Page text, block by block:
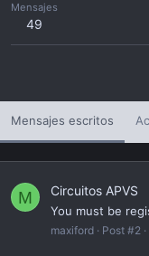
Mensajes
49
Mensajes escritos
M Circuitos APVS
You must be
maxiford Post #2